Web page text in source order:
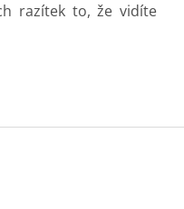
razítek to, že vidíte